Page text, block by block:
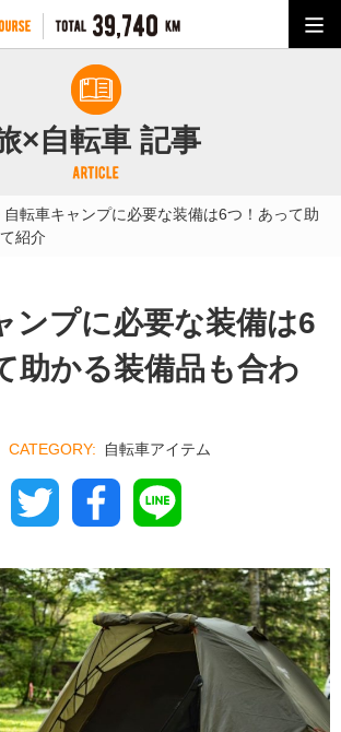
×自転車 記事
自転車キャンプに必要な装備は6つ！あって助
紹介
ンプに必要な装備は6
助かる装備品も合わ
自転車アイテム
Twitter Facebook